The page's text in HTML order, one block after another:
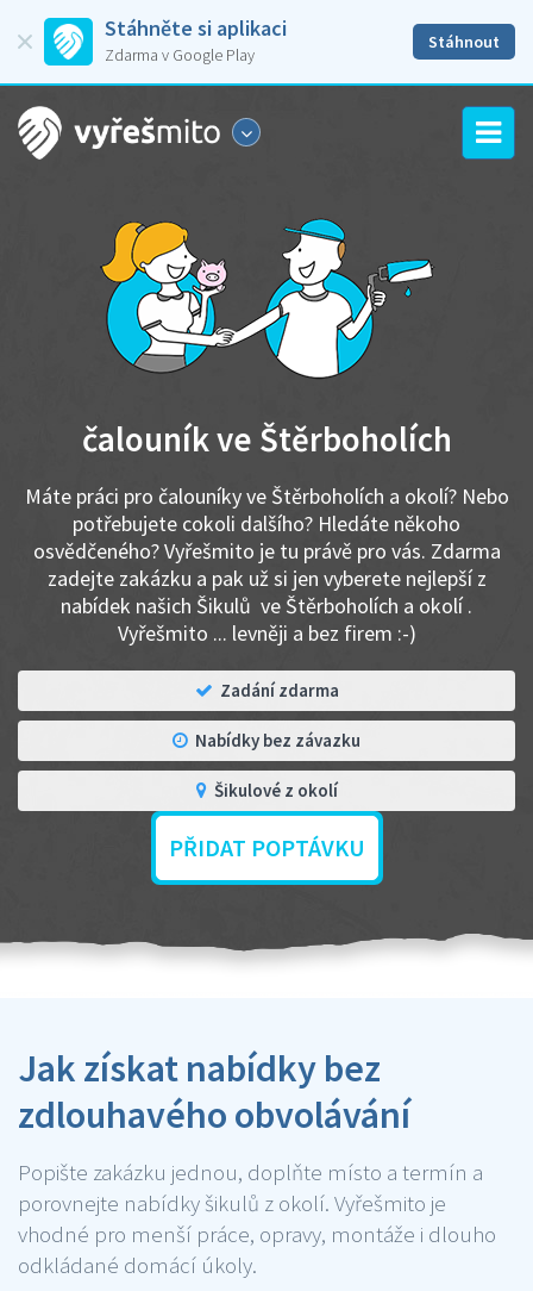
Stáhněte si aplikaci
Zdarma v Google Play
Stáhnout
čalouník ve Štěrboholích
Máte práci pro čalouníky ve Štěrboholích a okolí? Nebo
potřebujete cokoli dalšího? Hledáte někoho
osvědčeného? Vyřešmito je tu právě pro vás. Zdarma
zadejte zakázku a pak už si jen vyberete nejlepší z
nabídek našich Šikulů ve Štěrboholích a okolí .
Vyřešmito ... levněji a bez firem :-)
Zadání zdarma
Nabídky bez závazku
Šikulové z okolí
PŘIDAT POPTÁVKU
Jak získat nabídky bez
zdlouhavého obvolávání
Popište zakázku jednou, doplňte místo a termín a
porovnejte nabídky šikulů z okolí. Vyřešmito je
vhodné pro menší práce, opravy, montáže i dlouho
odkládané domácí úkoly.